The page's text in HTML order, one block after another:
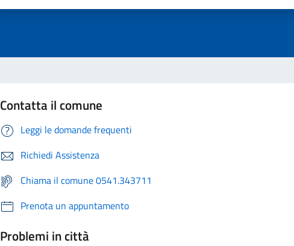
Contatta il comune
Leggi le domande frequenti
Richiedi Assistenza
Chiama il comune 0541.343711
Prenota un appuntamento
Problemi in città